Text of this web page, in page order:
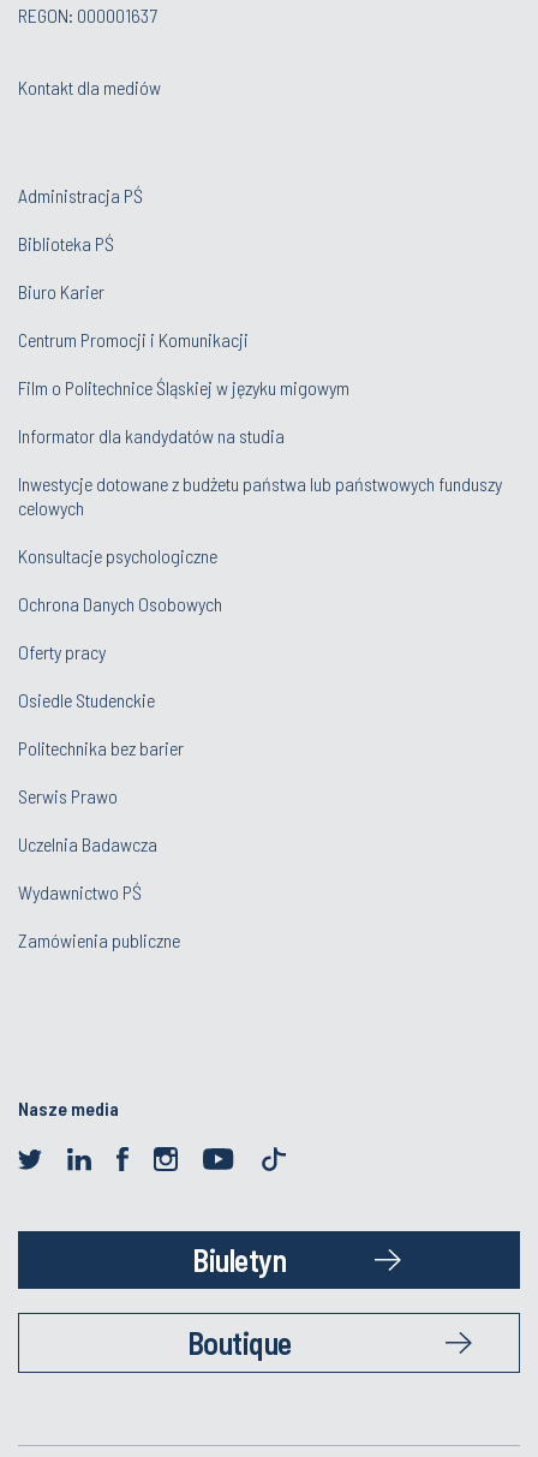
REGON: 000001637
Kontakt dla mediów
Administracja PŚ
Biblioteka PŚ
Biuro Karier
Centrum Promocji i Komunikacji
Film o Politechnice Śląskiej w języku migowym
Informator dla kandydatów na studia
Inwestycje dotowane z budżetu państwa lub państwowych funduszy
celowych
Konsultacje psychologiczne
Ochrona Danych Osobowych
Oferty pracy
Osiedle Studenckie
Politechnika bez barier
Serwis Prawo
Uczelnia Badawcza
Wydawnictwo PŚ
Zamówienia publiczne
Nasze media
Biuletyn
Boutique